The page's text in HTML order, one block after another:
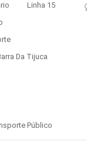
Linha 15
Da Tijuca
Público